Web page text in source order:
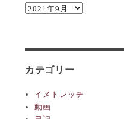
ア
イ
カテゴリー
イメトレッチ
動画